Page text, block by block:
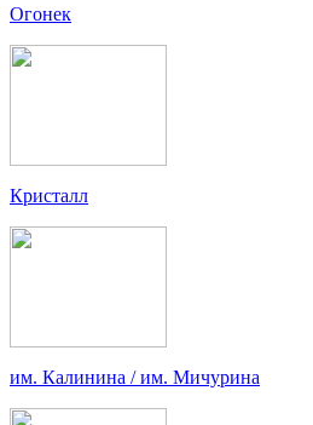
Огонек
Кристалл
им. Калинина / им. Мичурина